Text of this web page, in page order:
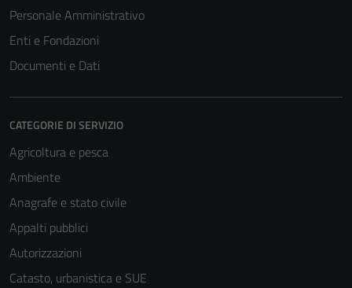
Personale Amministrativo
Enti e Fondazioni
Documenti e Dati
CATEGORIE DI SERVIZIO
Agricoltura e pesca
Ambiente
Anagrafe e stato civile
Appalti pubblici
Autorizzazioni
Catasto, urbanistica e SUE